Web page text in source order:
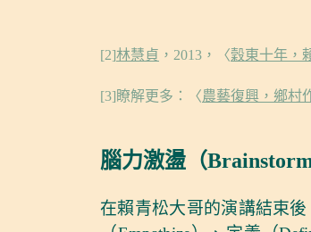
[2]林慧貞 ，2013，〈穀東十年，
[3]瞭解更多：〈農藝復興，鄉村
腦力激盪（
在賴青松大哥的演講結束